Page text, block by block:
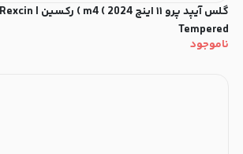
Tempered
ناموجود